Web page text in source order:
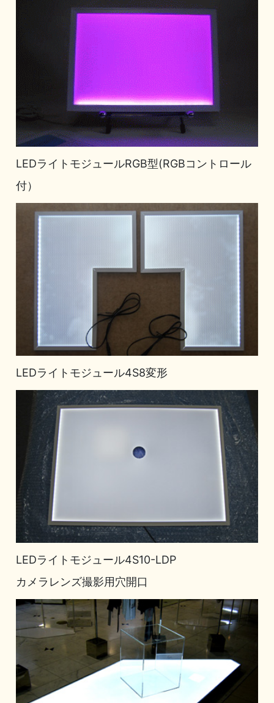
LEDライトモジュールRGB型(RGBコントロール
付）
LEDライトモジュール4S8変形
LEDライトモジュール4S10-LDP
カメラレンズ撮影用穴開口